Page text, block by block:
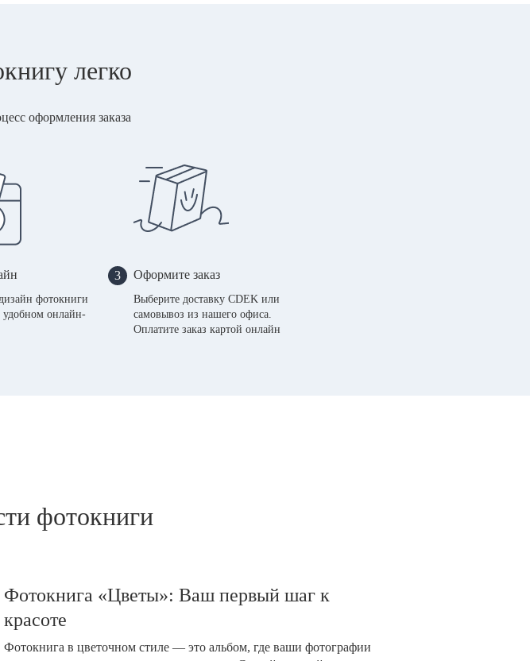
легко
оформления заказа
фотокниги
удобном онлайн-
3 Оформите заказ
Выберите доставку CDEK или
самовывоз из нашего офиса.
Оплатите заказ картой онлайн
фотокниги
Фотокнига «Цветы»: Ваш первый шаг к
красоте
Фотокнига в цветочном стиле — это альбом, где ваши фотографии